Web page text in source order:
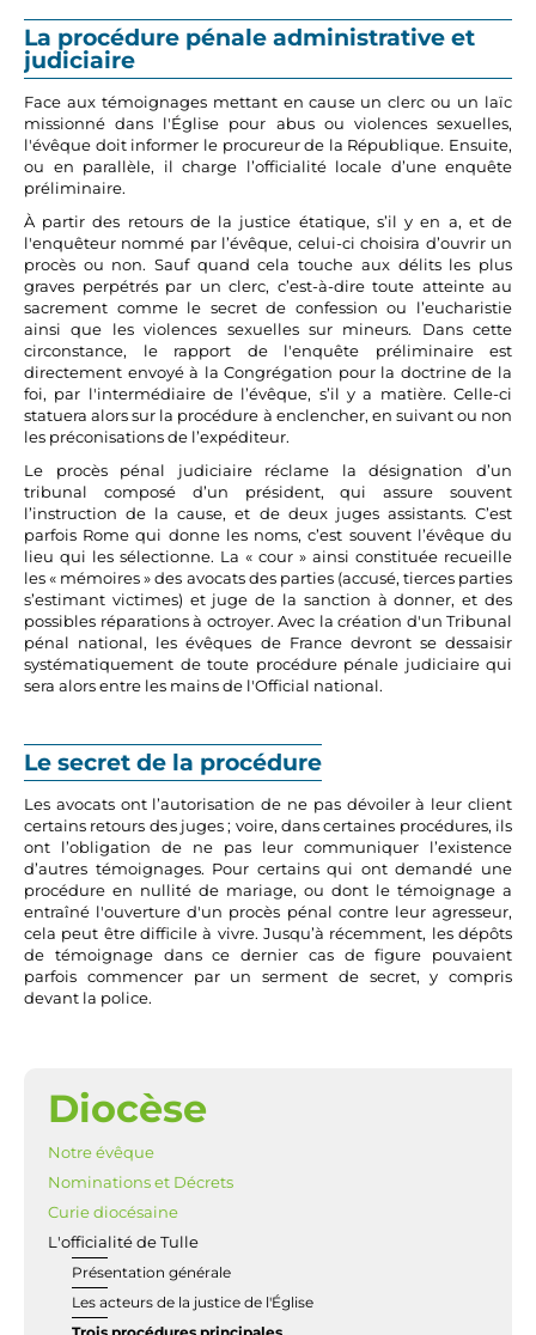
La procédure pénale administrative et
judiciaire
Face aux témoignages mettant en cause un clerc ou un laïc
missionné dans l'Église pour abus ou violences sexuelles,
l'évêque doit informer le procureur de la République. Ensuite,
ou en parallèle, il charge l’officialité locale d’une enquête
préliminaire.
À partir des retours de la justice étatique, s’il y en a, et de
l'enquêteur nommé par l’évêque, celui-ci choisira d’ouvrir un
procès ou non. Sauf quand cela touche aux délits les plus
graves perpétrés par un clerc, c’est-à-dire toute atteinte au
sacrement comme le secret de confession ou l’eucharistie
ainsi que les violences sexuelles sur mineurs. Dans cette
circonstance, le rapport de l'enquête préliminaire est
directement envoyé à la Congrégation pour la doctrine de la
foi, par l'intermédiaire de l’évêque, s’il y a matière. Celle-ci
statuera alors sur la procédure à enclencher, en suivant ou non
les préconisations de l’expéditeur.
Le procès pénal judiciaire réclame la désignation d’un
tribunal composé d’un président, qui assure souvent
l’instruction de la cause, et de deux juges assistants. C’est
parfois Rome qui donne les noms, c’est souvent l’évêque du
lieu qui les sélectionne. La « cour » ainsi constituée recueille
les « mémoires » des avocats des parties (accusé, tierces parties
s’estimant victimes) et juge de la sanction à donner, et des
possibles réparations à octroyer. Avec la création d'un Tribunal
pénal national, les évêques de France devront se dessaisir
systématiquement de toute procédure pénale judiciaire qui
sera alors entre les mains de l'Official national.
Le secret de la procédure
Les avocats ont l’autorisation de ne pas dévoiler à leur client
certains retours des juges ; voire, dans certaines procédures, ils
ont l’obligation de ne pas leur communiquer l’existence
d’autres témoignages. Pour certains qui ont demandé une
procédure en nullité de mariage, ou dont le témoignage a
entraîné l'ouverture d'un procès pénal contre leur agresseur,
cela peut être difficile à vivre. Jusqu’à récemment, les dépôts
de témoignage dans ce dernier cas de figure pouvaient
parfois commencer par un serment de secret, y compris
devant la police.
NAVIGATION
Diocèse
Notre évêque
Nominations et Décrets
Curie diocésaine
L'officialité de Tulle
Présentation générale
Les acteurs de la justice de l'Église